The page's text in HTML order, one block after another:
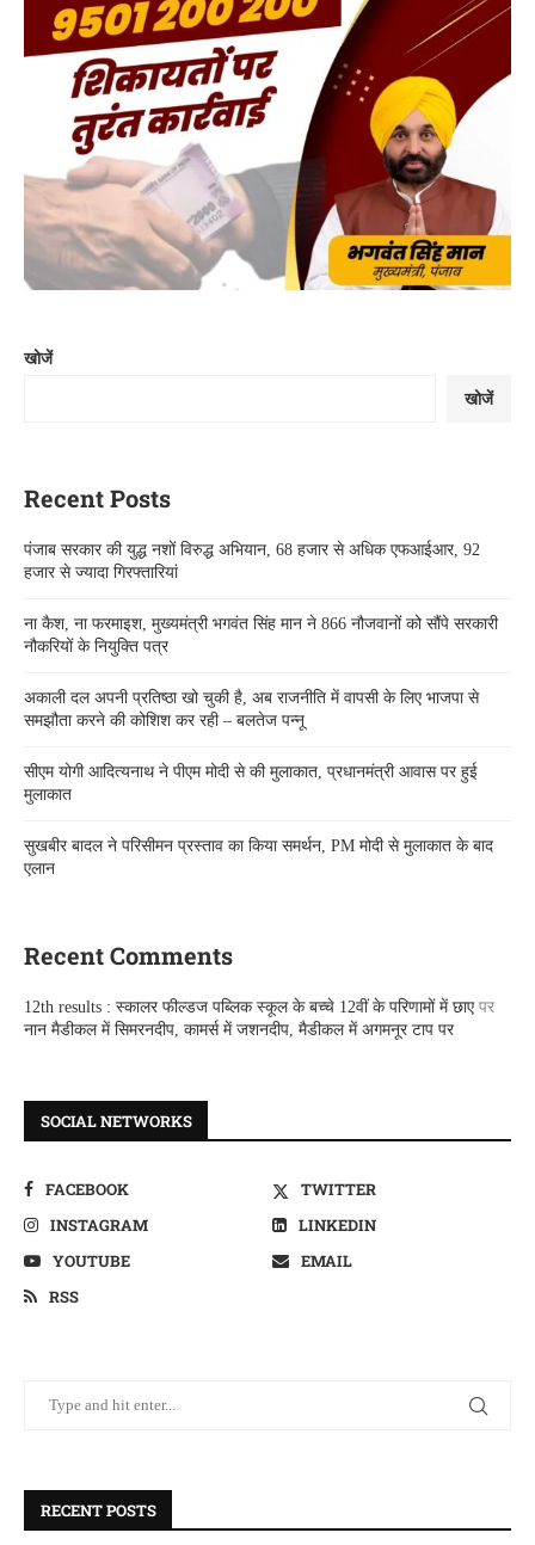
खोजें
खोजें
Recent Posts
पंजाब सरकार की युद्ध नशों विरुद्ध अभियान, 68 हजार से अधिक एफआईआर, 92
हजार से ज्यादा गिरफ्तारियां
ना कैश, ना फरमाइश, मुख्यमंत्री भगवंत सिंह मान ने 866 नौजवानों को सौंपे सरकारी
नौकरियों के नियुक्ति पत्र
अकाली दल अपनी प्रतिष्ठा खो चुकी है, अब राजनीति में वापसी के लिए भाजपा से
समझौता करने की कोशिश कर रही – बलतेज पन्नू
सीएम योगी आदित्यनाथ ने पीएम मोदी से की मुलाकात, प्रधानमंत्री आवास पर हुई
मुलाकात
सुखबीर बादल ने परिसीमन प्रस्ताव का किया समर्थन, PM मोदी से मुलाकात के बाद
एलान
Recent Comments
12th results : स्कालर फील्डज पब्लिक स्कूल के बच्चे 12वीं के परिणामों में छाएपर
नान मैडीकल में सिमरनदीप, कामर्स में जशनदीप, मैडीकल में अगमनूर टाप पर
SOCIAL NETWORKS
FACEBOOK
TWITTER
INSTAGRAM
LINKEDIN
YOUTUBE
EMAIL
RSS
RECENT POSTS